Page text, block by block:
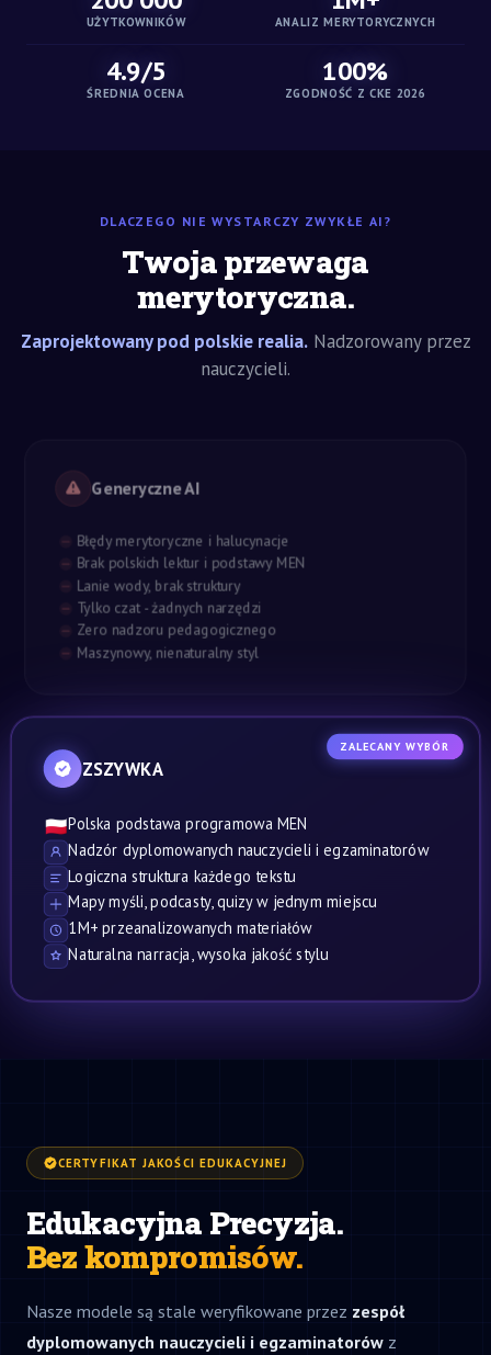
UŻYTKOWNIKÓW ANALIZ MERYTORYCZNYCH
4.9/5
ŚREDNIA OCENA
100%
ZGODNOŚĆ Z CKE 2026
DLACZEGO NIE WYSTARCZY ZWYKŁE AI?
Twoja przewaga
merytoryczna.
Zaprojektowany pod polskie realia.Nadzorowany przez
nauczycieli.
Generyczne AI
Błędy merytoryczne i halucynacje
Brak polskich lektur i podstawy MEN
Lanie wody, brak struktury
Tylko czat - żadnych narzędzi
Zero nadzoru pedagogicznego
Maszynowy, nienaturalny styl
ZALECANY WYBÓR
ZSZYWKA
🇵🇱Polska podstawa programowa MEN
Nadzór dyplomowanych nauczycieli i egzaminatorów
Logiczna struktura każdego tekstu
Mapy myśli, podcasty, quizy w jednym miejscu
1M+ przeanalizowanych materiałów
Naturalna narracja, wysoka jakość stylu
CERTYFIKAT JAKOŚCI EDUKACYJNEJ
Edukacyjna Precyzja.
Bez kompromisów.
Nasze modele są stale weryfikowane przez zespół
dyplomowanych nauczycieli i egzaminatorów z